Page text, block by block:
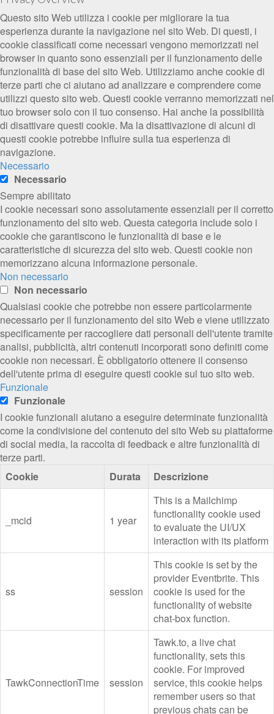
Questo sito Web utilizza i cookie per migliorare la tua
esperienza durante la navigazione nel sito Web. Di questi, i
cookie classificati come necessari vengono memorizzati nel
browser in quanto sono essenziali per il funzionamento delle
funzionalità di base del sito Web. Utilizziamo anche cookie di
terze parti che ci aiutano ad analizzare e comprendere come
utilizzi questo sito web. Questi cookie verranno memorizzati nel
tuo browser solo con il tuo consenso. Hai anche la possibilità
di disattivare questi cookie. Ma la disattivazione di alcuni di
questi cookie potrebbe influire sulla tua esperienza di
navigazione.
Necessario
Necessario
Sempre abilitato
I cookie necessari sono assolutamente essenziali per il corretto
funzionamento del sito web. Questa categoria include solo i
cookie che garantiscono le funzionalità di base e le
caratteristiche di sicurezza del sito web. Questi cookie non
memorizzano alcuna informazione personale.
Non necessario
Non necessario
Qualsiasi cookie che potrebbe non essere particolarmente
necessario per il funzionamento del sito Web e viene utilizzato
specificamente per raccogliere dati personali dell'utente tramite
analisi, pubblicità, altri contenuti incorporati sono definiti come
cookie non necessari. È obbligatorio ottenere il consenso
dell'utente prima di eseguire questi cookie sul tuo sito web.
Funzionale
Funzionale
I cookie funzionali aiutano a eseguire determinate funzionalità
come la condivisione del contenuto del sito Web su piattaforme
di social media, la raccolta di feedback e altre funzionalità di
terze parti.
Cookie
Durata Descrizione
_mcid 1 year
This is a Mailchimp
functionality cookie used
to evaluate the UI/UX
interaction with its platform
ss session
This cookie is set by the
provider Eventbrite. This
cookie is used for the
functionality of website
chat-box function.
TawkConnectionTime session
Tawk.to, a live chat
functionality, sets this
cookie. For improved
service, this cookie helps
remember users so that
previous chats can be